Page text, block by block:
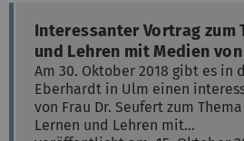
Interessanter Vortrag zum
und Lehren mit Medien
Am 30. Oktober 2018 gibt es in
Eberhardt in Ulm einen
von Frau Dr. Seufert zum
Lernen und Lehren mit…